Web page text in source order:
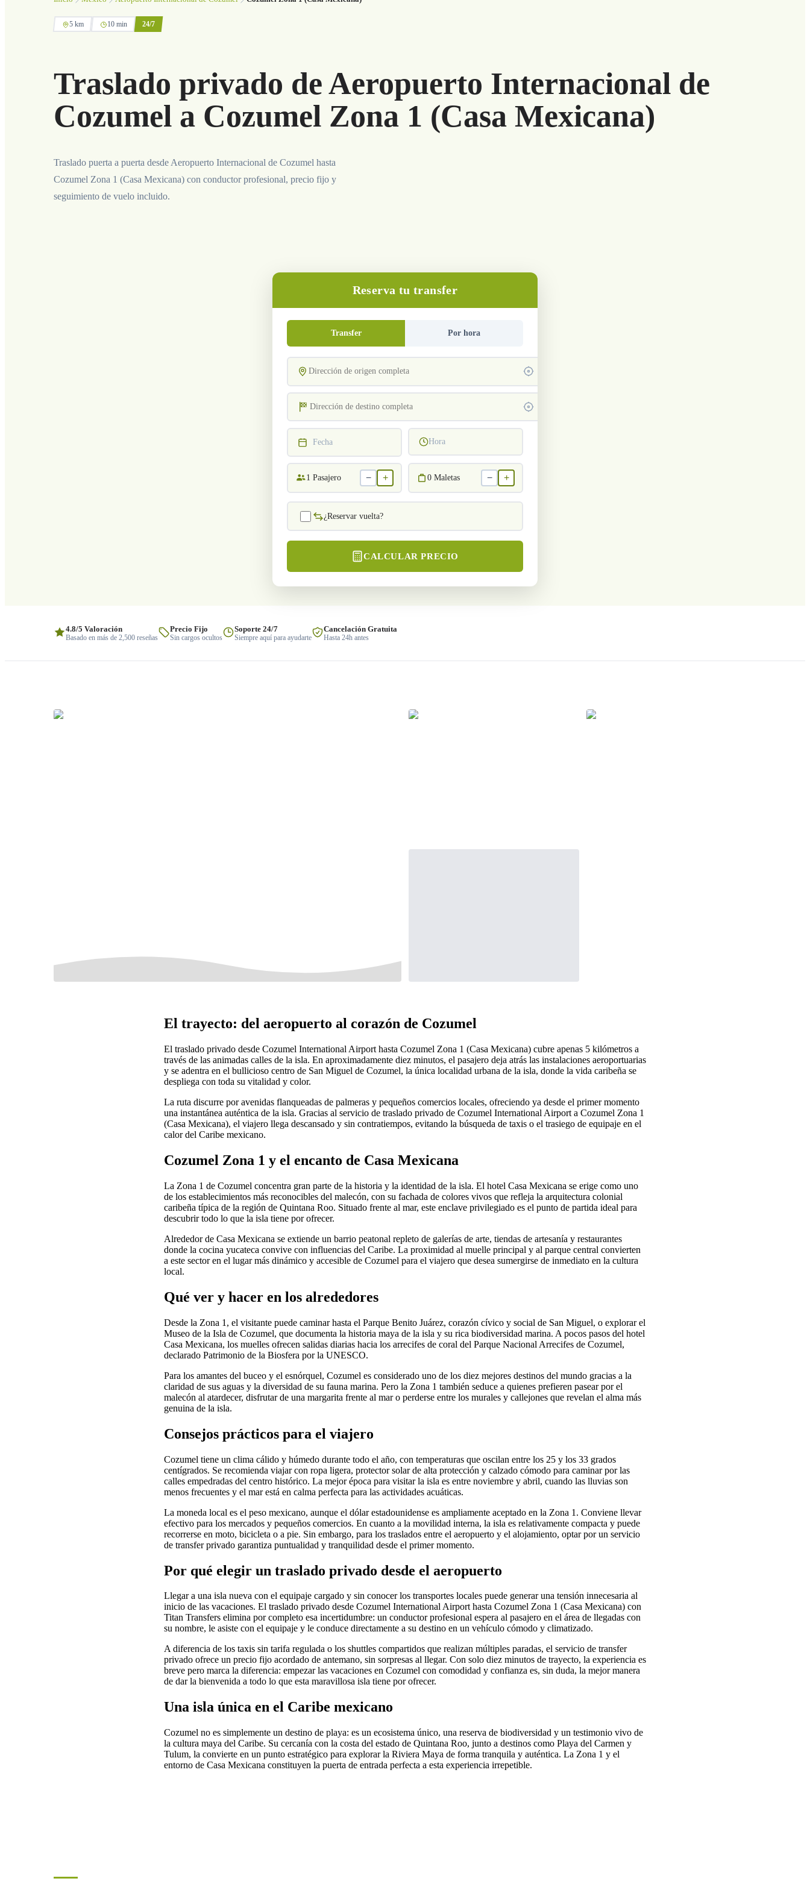
5 km 10 min 24/7
Traslado privado de Aeropuerto Internacional de
Cozumel a Cozumel Zona 1 (Casa Mexicana)
Traslado puerta a puerta desde Aeropuerto Internacional de Cozumel hasta
Cozumel Zona 1 (Casa Mexicana) con conductor profesional, precio fijo y
seguimiento de vuelo incluido.
Reserva tu transfer
Transfer Por hora
Fecha Hora
1 Pasajero − + 0 Maletas − +
¿Reservar vuelta?
CALCULAR PRECIO
4.8/5 Valoración
Basado en más de 2,500 reseñas
Precio Fijo
Sin cargos ocultos
Soporte 24/7
Siempre aquí para ayudarte
Cancelación Gratuita
Hasta 24h antes
El trayecto: del aeropuerto al corazón de Cozumel
El traslado privado desde Cozumel International Airport hasta Cozumel Zona 1 (Casa Mexicana) cubre apenas 5 kilómetros a
través de las animadas calles de la isla. En aproximadamente diez minutos, el pasajero deja atrás las instalaciones aeroportuarias
y se adentra en el bullicioso centro de San Miguel de Cozumel, la única localidad urbana de la isla, donde la vida caribeña se
despliega con toda su vitalidad y color.
La ruta discurre por avenidas flanqueadas de palmeras y pequeños comercios locales, ofreciendo ya desde el primer momento
una instantánea auténtica de la isla. Gracias al servicio de traslado privado de Cozumel International Airport a Cozumel Zona 1
(Casa Mexicana), el viajero llega descansado y sin contratiempos, evitando la búsqueda de taxis o el trasiego de equipaje en el
calor del Caribe mexicano.
Cozumel Zona 1 y el encanto de Casa Mexicana
La Zona 1 de Cozumel concentra gran parte de la historia y la identidad de la isla. El hotel Casa Mexicana se erige como uno
de los establecimientos más reconocibles del malecón, con su fachada de colores vivos que refleja la arquitectura colonial
caribeña típica de la región de Quintana Roo. Situado frente al mar, este enclave privilegiado es el punto de partida ideal para
descubrir todo lo que la isla tiene por ofrecer.
Alrededor de Casa Mexicana se extiende un barrio peatonal repleto de galerías de arte, tiendas de artesanía y restaurantes
donde la cocina yucateca convive con influencias del Caribe. La proximidad al muelle principal y al parque central convierten
a este sector en el lugar más dinámico y accesible de Cozumel para el viajero que desea sumergirse de inmediato en la cultura
local.
Qué ver y hacer en los alrededores
Desde la Zona 1, el visitante puede caminar hasta el Parque Benito Juárez, corazón cívico y social de San Miguel, o explorar el
Museo de la Isla de Cozumel, que documenta la historia maya de la isla y su rica biodiversidad marina. A pocos pasos del hotel
Casa Mexicana, los muelles ofrecen salidas diarias hacia los arrecifes de coral del Parque Nacional Arrecifes de Cozumel,
declarado Patrimonio de la Biosfera por la UNESCO.
Para los amantes del buceo y el esnórquel, Cozumel es considerado uno de los diez mejores destinos del mundo gracias a la
claridad de sus aguas y la diversidad de su fauna marina. Pero la Zona 1 también seduce a quienes prefieren pasear por el
malecón al atardecer, disfrutar de una margarita frente al mar o perderse entre los murales y callejones que revelan el alma más
genuina de la isla.
Consejos prácticos para el viajero
Cozumel tiene un clima cálido y húmedo durante todo el año, con temperaturas que oscilan entre los 25 y los 33 grados
centígrados. Se recomienda viajar con ropa ligera, protector solar de alta protección y calzado cómodo para caminar por las
calles empedradas del centro histórico. La mejor época para visitar la isla es entre noviembre y abril, cuando las lluvias son
menos frecuentes y el mar está en calma perfecta para las actividades acuáticas.
La moneda local es el peso mexicano, aunque el dólar estadounidense es ampliamente aceptado en la Zona 1. Conviene llevar
efectivo para los mercados y pequeños comercios. En cuanto a la movilidad interna, la isla es relativamente compacta y puede
recorrerse en moto, bicicleta o a pie. Sin embargo, para los traslados entre el aeropuerto y el alojamiento, optar por un servicio
de transfer privado garantiza puntualidad y tranquilidad desde el primer momento.
Por qué elegir un traslado privado desde el aeropuerto
Llegar a una isla nueva con el equipaje cargado y sin conocer los transportes locales puede generar una tensión innecesaria al
inicio de las vacaciones. El traslado privado desde Cozumel International Airport hasta Cozumel Zona 1 (Casa Mexicana) con
Titan Transfers elimina por completo esa incertidumbre: un conductor profesional espera al pasajero en el área de llegadas con
su nombre, le asiste con el equipaje y le conduce directamente a su destino en un vehículo cómodo y climatizado.
A diferencia de los taxis sin tarifa regulada o los shuttles compartidos que realizan múltiples paradas, el servicio de transfer
privado ofrece un precio fijo acordado de antemano, sin sorpresas al llegar. Con solo diez minutos de trayecto, la experiencia es
breve pero marca la diferencia: empezar las vacaciones en Cozumel con comodidad y confianza es, sin duda, la mejor manera
de dar la bienvenida a todo lo que esta maravillosa isla tiene por ofrecer.
Una isla única en el Caribe mexicano
Cozumel no es simplemente un destino de playa: es un ecosistema único, una reserva de biodiversidad y un testimonio vivo de
la cultura maya del Caribe. Su cercanía con la costa del estado de Quintana Roo, junto a destinos como Playa del Carmen y
Tulum, la convierte en un punto estratégico para explorar la Riviera Maya de forma tranquila y auténtica. La Zona 1 y el
entorno de Casa Mexicana constituyen la puerta de entrada perfecta a esta experiencia irrepetible.